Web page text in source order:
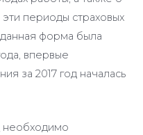
периоды страховых
форма была
впервые
за 2017 год началась